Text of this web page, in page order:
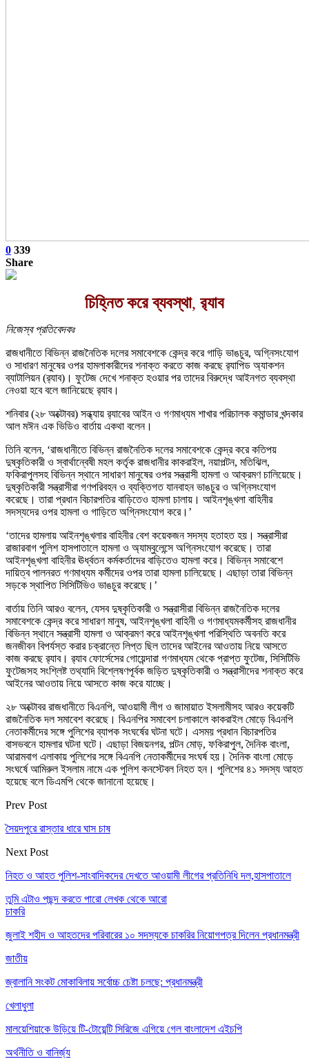
0 339
Share
চিহ্নিত করে ব্যবস্থা, র‍্যাব
নিজেস্ব প্রতিবেদকঃ
রাজধানীতে বিভিন্ন রাজনৈতিক দলের সমাবেশকে কেন্দ্র করে গাড়ি ভাঙচুর, অগ্নিসংযোগ
ও সাধারণ মানুষের ওপর হামলাকারীদের শনাক্ত করতে কাজ করছে র‌্যাপিড অ্যাকশন
ব্যাটালিয়ন (র‍্যাব)। ফুটেজ দেখে শনাক্ত হওয়ার পর তাদের বিরুদ্ধে আইনগত ব্যবস্থা
নেওয়া হবে বলে জানিয়েছে র‌্যাব।
শনিবার (২৮ অক্টোবর) সন্ধ্যায় র‍্যাবের আইন ও গণমাধ্যম শাখার পরিচালক কমান্ডার খন্দকার
আল মঈন এক ভিডিও বার্তায় একথা বলেন।
তিনি বলেন, ‘রাজধানীতে বিভিন্ন রাজনৈতিক দলের সমাবেশকে কেন্দ্র করে কতিপয়
দুষ্কৃতিকারী ও স্বার্থান্বেষী মহল কর্তৃক রাজধানীর কাকরাইল, নয়াপল্টন, মতিঝিল,
ফকিরাপুলসহ বিভিন্ন স্থানে সাধারণ মানুষের ওপর সন্ত্রাসী হামলা ও আক্রমণ চালিয়েছে।
দুষ্কৃতিকারী সন্ত্রাসীরা গণপরিবহন ও ব্যক্তিগত যানবাহন ভাঙচুর ও অগ্নিসংযোগ
করেছে। তারা প্রধান বিচারপতির বাড়িতেও হামলা চালায়। আইনশৃঙ্খলা বাহিনীর
সদস্যদের ওপর হামলা ও গাড়িতে অগ্নিসংযোগ করে।’
‘তাদের হামলায় আইনশৃঙ্খলার বাহিনীর বেশ কয়েকজন সদস্য হতাহত হয়। সন্ত্রাসীরা
রাজারবাগ পুলিশ হাসপাতালে হামলা ও অ্যাম্বুলেন্সে অগ্নিসংযোগ করেছে। তারা
আইনশৃঙ্খলা বাহিনীর ঊর্ধ্বতন কর্মকর্তাদের বাড়িতেও হামলা করে। বিভিন্ন সমাবেশে
দায়িত্ব পালনরত গণমাধ্যম কর্মীদের ওপর তারা হামলা চালিয়েছে। এছাড়া তারা বিভিন্ন
সড়কে স্থাপিত সিসিটিভিও ভাঙচুর করেছে।’
বার্তায় তিনি আরও বলেন, যেসব দুষ্কৃতিকারী ও সন্ত্রাসীরা বিভিন্ন রাজনৈতিক দলের
সমাবেশকে কেন্দ্র করে সাধারণ মানুষ, আইনশৃঙ্খলা বাহিনী ও গণমাধ্যমকর্মীসহ রাজধানীর
বিভিন্ন স্থানে সন্ত্রাসী হামলা ও আক্রমণ করে আইনশৃঙ্খলা পরিস্থিতি অবনতি করে
জনজীবন বিপর্যস্ত করার চক্রান্তে লিপ্ত ছিল তাদের আইনের আওতায় নিয়ে আসতে
কাজ করছে র‍্যাব। র‍্যাব ফোর্সেসের গোয়েন্দারা গণমাধ্যম থেকে প্রাপ্ত ফুটেজ, সিসিটিভি
ফুটেজসহ সংশ্লিষ্ট তথ্যাদি বিশ্লেষণপূর্বক জড়িত দুষ্কৃতিকারী ও সন্ত্রাসীদের শনাক্ত করে
আইনের আওতায় নিয়ে আসতে কাজ করে যাচ্ছে।
২৮ অক্টোবর রাজধানীতে বিএনপি, আওয়ামী লীগ ও জামায়াত ইসলামীসহ আরও কয়েকটি
রাজনৈতিক দল সমাবেশ করেছে। বিএনপির সমাবেশ চলাকালে কাকরাইল মোড়ে বিএনপি
নেতাকর্মীদের সঙ্গে পুলিশের ব্যাপক সংঘর্ষের ঘটনা ঘটে। এসময় প্রধান বিচারপতির
বাসভবনে হামলার ঘটনা ঘটে। এছাড়া বিজয়নগর, পল্টন মোড়, ফকিরাপুল, দৈনিক বাংলা,
আরামবাগ এলাকায় পুলিশের সঙ্গে বিএনপি নেতাকর্মীদের সংঘর্ষ হয়। দৈনিক বাংলা মোড়ে
সংঘর্ষে আমিরুল ইসলাম নামে এক পুলিশ কনস্টেবল নিহত হন। পুলিশের ৪১ সদস্য আহত
হয়েছে বলে ডিএমপি থেকে জানানো হয়েছে।
Prev Post
সৈয়দপুরে রাস্তার ধারে ঘাস চাষ
Next Post
নিহত ও আহত পুলিশ-সাংবাদিকদের দেখতে আওয়ামী লীগের প্রতিনিধি দল,হাসপাতালে
তুমি এটাও পছন্দ করতে পারো লেখক থেকে আরো
চাকরি
জুলাই শহীদ ও আহতদের পরিবারের ১০ সদস্যকে চাকরির নিয়োগপত্র দিলেন প্রধানমন্ত্রী
জাতীয়
জ্বালানি সংকট মোকাবিলায় সর্বোচ্চ চেষ্টা চলছে: প্রধানমন্ত্রী
খেলাধুলা
মালয়েশিয়াকে উড়িয়ে টি-টোয়েন্টি সিরিজে এগিয়ে গেল বাংলাদেশ এইচপি
অর্থনীতি ও বানির্জ্য